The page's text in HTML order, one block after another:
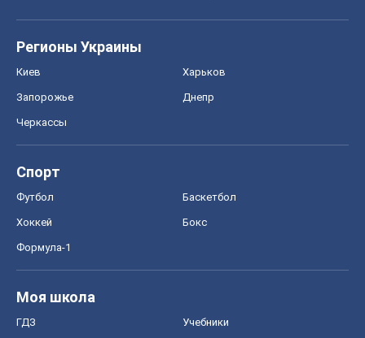
Регионы Украины
Киев Харьков
Запорожье Днепр
Черкассы
Спорт
Футбол Баскетбол
Хоккей Бокс
Формула-1
Моя школа
ГДЗ Учебники